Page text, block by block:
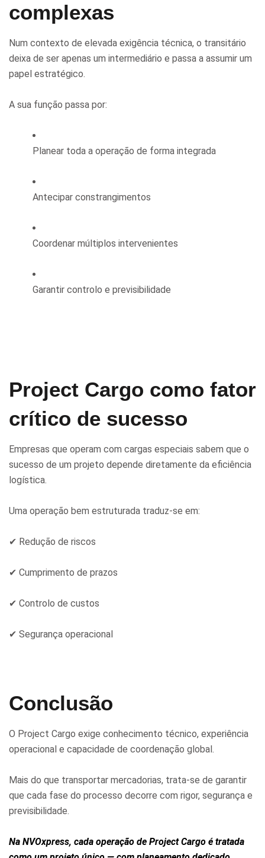
complexas
Num contexto de elevada exigência técnica, o transitário
deixa de ser apenas um intermediário e passa a assumir um
papel estratégico.
A sua função passa por:
Planear toda a operação de forma integrada
Antecipar constrangimentos
Coordenar múltiplos intervenientes
Garantir controlo e previsibilidade
Project Cargo como fator
crítico de sucesso
Empresas que operam com cargas especiais sabem que o
sucesso de um projeto depende diretamente da eficiência
logística.
Uma operação bem estruturada traduz-se em:
✔ Redução de riscos
✔ Cumprimento de prazos
✔ Controlo de custos
✔ Segurança operacional
Conclusão
O Project Cargo exige conhecimento técnico, experiência
operacional e capacidade de coordenação global.
Mais do que transportar mercadorias, trata-se de garantir
que cada fase do processo decorre com rigor, segurança e
previsibilidade.
Na NVOxpress, cada operação de Project Cargo é tratada